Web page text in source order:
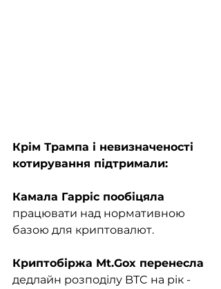
Крім Трампа і невизначеності
котирування підтримали:
Камала Гарріс пообіцяла
працювати над нормативною
базою для криптовалют.
Криптобіржа Mt.Gox перенесла
дедлайн розподілу BTC на рік -